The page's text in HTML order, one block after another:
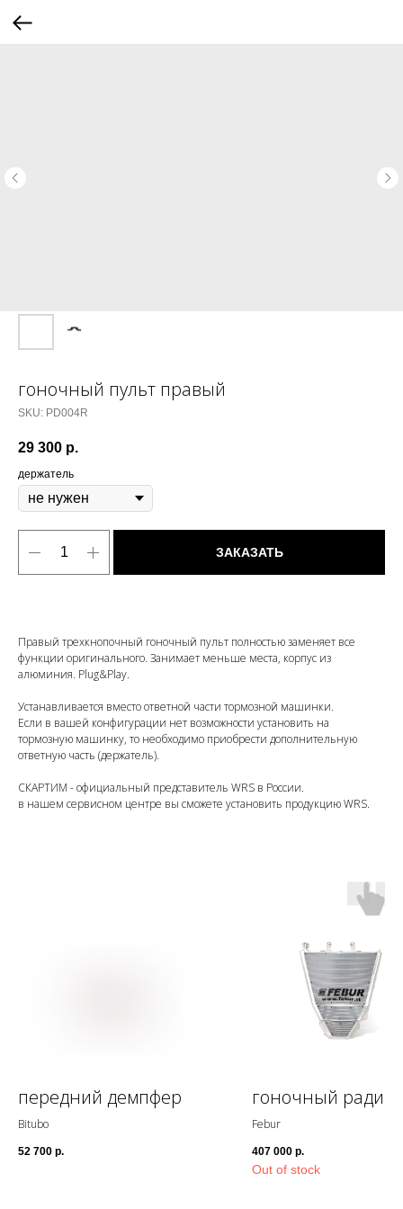
гоночный пульт правый
SKU: PD004R
29 300 р.
держатель
ЗАКАЗАТЬ
Правый трехкнопочный гоночный пульт полностью заменяет все
функции оригинального. Занимает меньше места, корпус из
алюминия. Plug&Play.
Устанавливается вместо ответной части тормозной машинки.
Если в вашей конфигурации нет возможности установить на
тормозную машинку, то необходимо приобрести дополнительную
ответную часть (держатель).
СКАРТИМ - официальный представитель WRS в России.
в нашем сервисном центре вы сможете установить продукцию WRS.
передний демпфер
Bitubo
52 700 р.
гоночный
Febur
407 000 р.
Out of stock